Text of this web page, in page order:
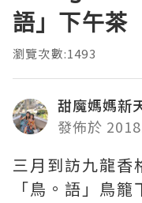
語」下午茶
瀏覽次數:1493
甜魔媽媽新
發佈於
三月到訪九龍香
「鳥。語」鳥